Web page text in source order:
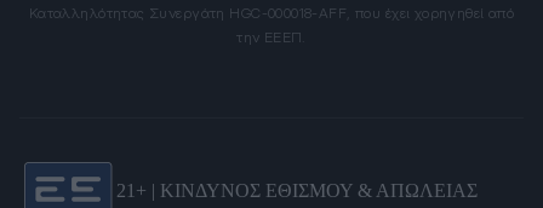
Καταλληλότητας Συνεργάτη HGC-000018-AFF, που έχει χορηγηθεί από
την ΕΕΕΠ.
21+ | ΚΙΝΔΥΝΟΣ ΕΘΙΣΜΟΥ & ΑΠΩΛΕΙΑΣ